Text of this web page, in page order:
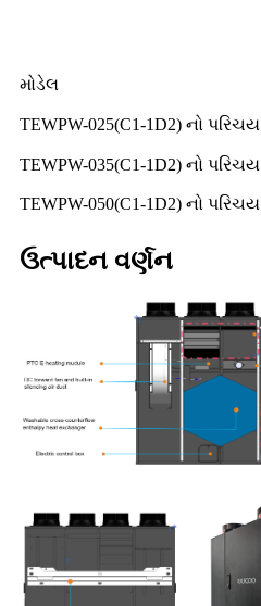
મોડેલ
TEWPW-025(C1-1D2) નો પરિચય
TEWPW-035(C1-1D2) નો પરિચય
TEWPW-050(C1-1D2) નો પરિચય
ઉત્પાદન વર્ણન